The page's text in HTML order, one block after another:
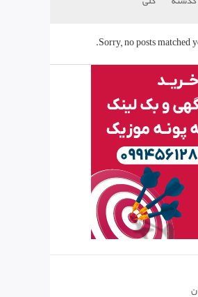
گذشته کلی
Sorry, no posts matched